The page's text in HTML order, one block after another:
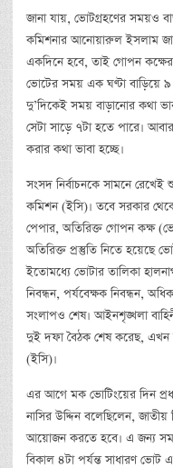
জানা যায়, ভোটগ্রহণের সময়ও
কমিশনার আনোয়ারুল ইসলাম
একদিনে হবে, তাই গোপন কক্ষের
ভোটের সময় এক ঘণ্টা বাড়িয়ে
দু’দিকেই সময় বাড়ানোর কথা
সেটা সাড়ে ৭টা হতে পারে।
করার কথা ভাবা হচ্ছে।
সংসদ নির্বাচনকে সামনে রেখেই
কমিশন (ইসি)। তবে সরকার
পেপার, অতিরিক্ত গোপন কক্ষ
অতিরিক্ত প্রস্তুতি নিতে হয়েছে
ইতোমধ্যে ভোটার তালিকা
নিবন্ধন, পর্যবেক্ষক নিবন্ধন,
সংলাপও শেষ। আইনশৃঙ্খলা
দুই দফা বৈঠক শেষ করেছ, এখন
(ইসি)।
এর আগে মক ভোটিংয়ের দিন
নাসির উদ্দিন বলেছিলেন,
আয়োজন করতে হবে। এ জন্য সময়
বিকাল ৪টা পর্যন্ত সাধারণ ভোট